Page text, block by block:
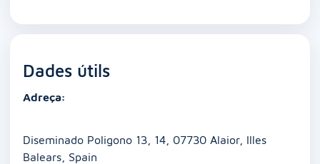
c
b
o
k
ai at
A
k
ss p m
Dades útils
Adreça:
Diseminado Poligono 13, 14, 07730 Alaior, Illes
Balears, Spain